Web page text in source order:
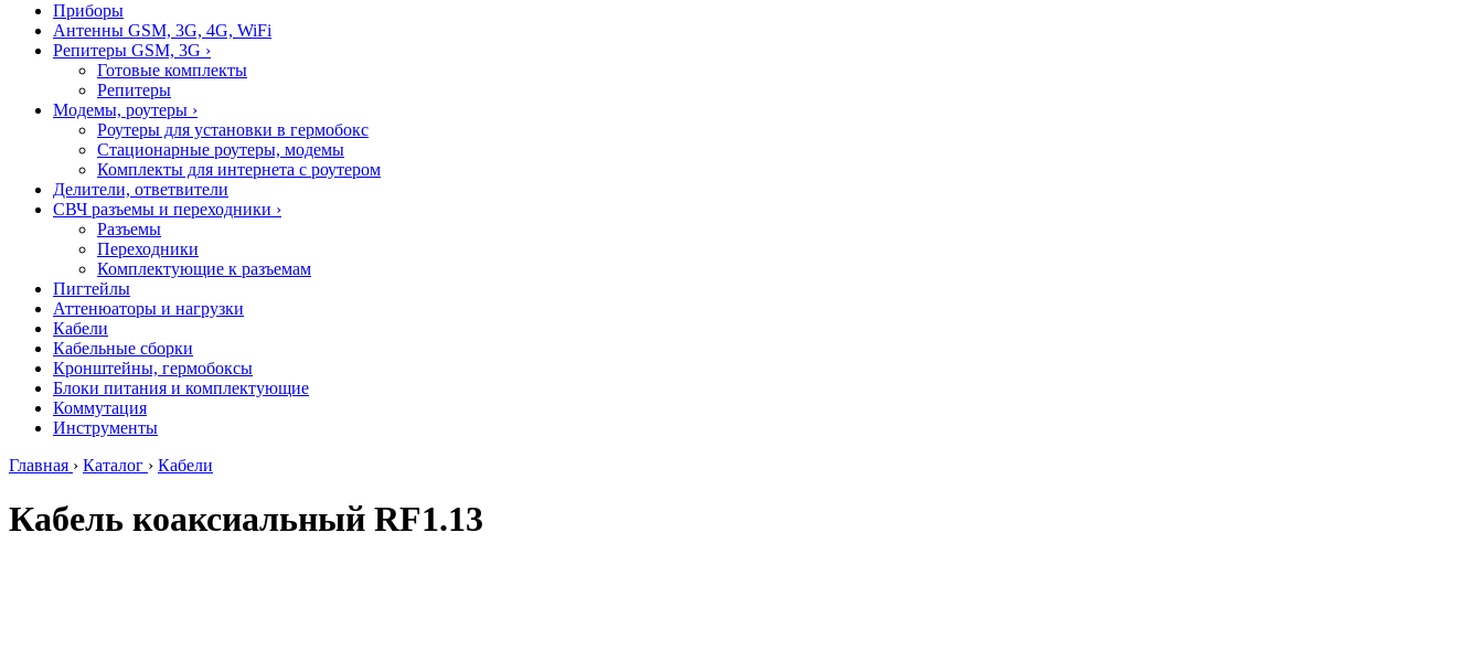
Приборы
Антенны GSM, 3G, 4G, WiFi
Репитеры GSM, 3G ›
Готовые комплекты
Репитеры
Модемы, роутеры ›
Роутеры для установки в гермобокс
Стационарные роутеры, модемы
Комплекты для интернета с роутером
Делители, ответвители
СВЧ разъемы и переходники ›
Разъемы
Переходники
Комплектующие к разъемам
Пигтейлы
Аттенюаторы и нагрузки
Кабели
Кабельные сборки
Кронштейны, гермобоксы
Блоки питания и комплектующие
Коммутация
Инструменты
Главная › Каталог › Кабели
Кабель коаксиальный RF1.13